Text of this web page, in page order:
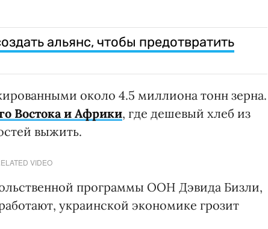
альянс, чтобы предотвратить
около 4.5 миллиона тонн зерна.
Востока и Африки, где дешевый хлеб из
выжить.
VIDEO
программы ООН Дэвида Бизли,
украинской экономике грозит